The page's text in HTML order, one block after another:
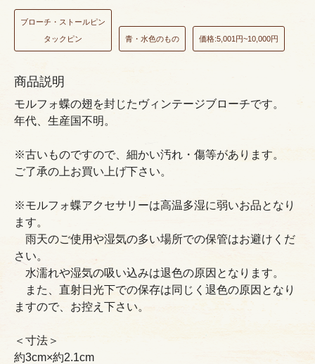
ブローチ・ストールピン
タックピン
青・水色のもの 価格:5,001円~10,000円
商品説明
モルフォ蝶の翅を封じたヴィンテージブローチです。
年代、生産国不明。
※古いものですので、細かい汚れ・傷等があります。
ご了承の上お買い上げ下さい。
※モルフォ蝶アクセサリーは高温多湿に弱いお品となり
ます。
雨天のご使用や湿気の多い場所での保管はお避けくだ
さい。
水濡れや湿気の吸い込みは退色の原因となります。
また、直射日光下での保存は同じく退色の原因となり
ますので、お控え下さい。
＜寸法＞
約3cm×約2.1cm